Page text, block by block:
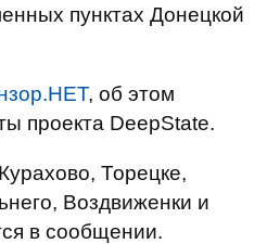
пунктах Донецкой
, об этом
проекта DeepState.
Торецке,
Воздвиженки и
в сообщении.